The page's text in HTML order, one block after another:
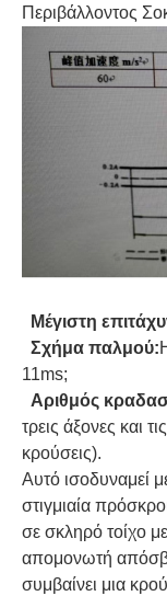
Περιβάλλοντος
Μέγιστη
Σχήμα παλμού:
11ms;
Αριθμός
τρεις άξονες και
κρούσεις).
Αυτό ισοδυναμεί
στιγμιαία
σε σκληρό τοίχο
απομονωτή
συμβαίνει μια